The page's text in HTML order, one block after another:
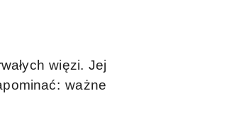
więzi. Jej
ważne